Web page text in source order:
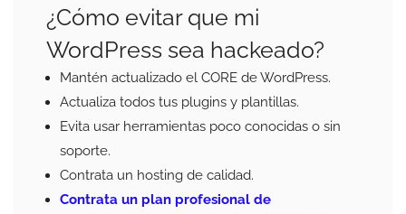
¿Cómo evitar que mi
WordPress sea hackeado?
Mantén actualizado el CORE de WordPress.
Actualiza todos tus plugins y plantillas.
Evita usar herramientas poco conocidas o sin
soporte.
Contrata un hosting de calidad.
Contrata un plan profesional de